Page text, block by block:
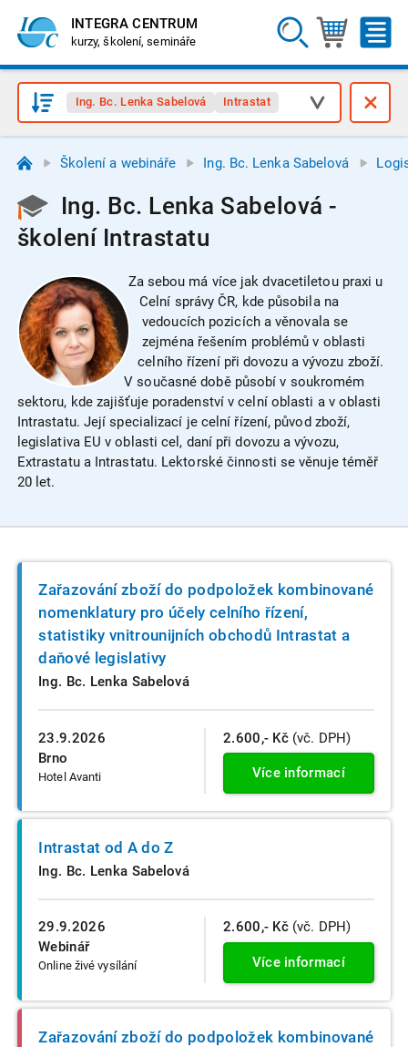
INTEGRA CENTRUM
kurzy, školení, semináře
Ing. Bc. Lenka Sabelová Intrastat
Školení a webináře Ing. Bc. Lenka Sabelová
Ing. Bc. Lenka Sabelová -
školení Intrastatu
Za sebou má více jak dvacetiletou praxi u
Celní správy ČR, kde působila na
vedoucích pozicích a věnovala se
zejména řešením problémů v oblasti
celního řízení při dovozu a vývozu zboží.
V současné době působí v soukromém
sektoru, kde zajišťuje poradenství v celní oblasti a v oblasti
Intrastatu. Její specializací je celní řízení, původ zboží,
legislativa EU v oblasti cel, daní při dovozu a vývozu,
Extrastatu a Intrastatu. Lektorské činnosti se věnuje téměř
20 let.
23.9.2026
Brno
Hotel Avanti
Zařazování zboží do podpoložek kombinované
nomenklatury pro účely celního řízení,
statistiky vnitrounijních obchodů Intrastat a
daňové legislativy
Ing. Bc. Lenka Sabelová
2.600,- Kč (vč. DPH)
Více informací
29.9.2026
Webinář
Online živé vysílání
Intrastat od A do Z
Ing. Bc. Lenka Sabelová
2.600,- Kč (vč. DPH)
Více informací
Zařazování zboží do podpoložek kombinované